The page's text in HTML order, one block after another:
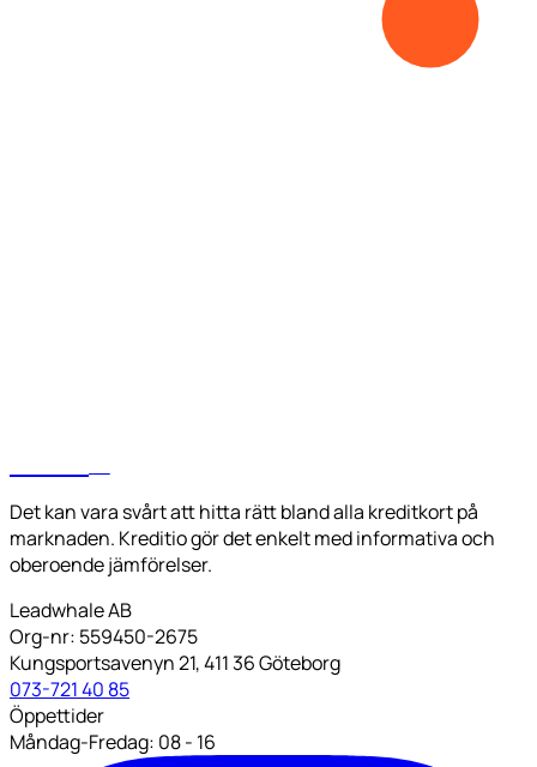
Det kan vara svårt att hitta rätt bland alla kreditkort på
marknaden. Kreditio gör det enkelt med informativa och
oberoende jämförelser.
Leadwhale AB
Org-nr: 559450-2675
Kungsportsavenyn 21, 411 36 Göteborg
073-721 40 85
Öppettider
Måndag-Fredag: 08 - 16